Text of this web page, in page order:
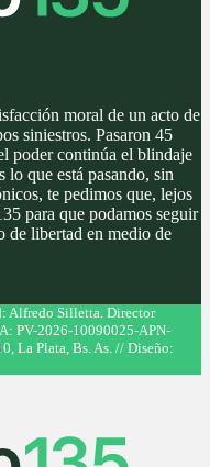
moral de un acto de
siniestros. Pasaron 45
poder continúa el blindaje
lo que está pasando, sin
te pedimos que, lejos
para que podamos seguir
de libertad en medio de
Alfredo Silletta. Director
PV-2026-10090025-APN-
La Plata, Bs. As. // Diseño: